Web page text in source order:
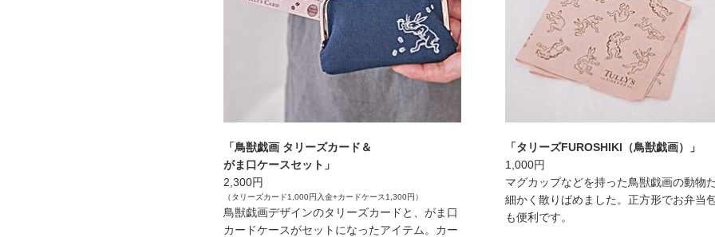
「鳥獣戯画 タリーズカード＆
がま口ケースセット」
2,300円
（タリーズカード1,000円入金+カードケース1,300円）
鳥獣戯画デザインのタリーズカードと、がま口
カードケースがセットになったアイテム。カー
「タリーズFUROSHIKI（鳥獣戯画）」
1,000円
マグカップなどを持った鳥獣戯画の動物
細かく散りばめました。正方形でお弁当
も便利です。